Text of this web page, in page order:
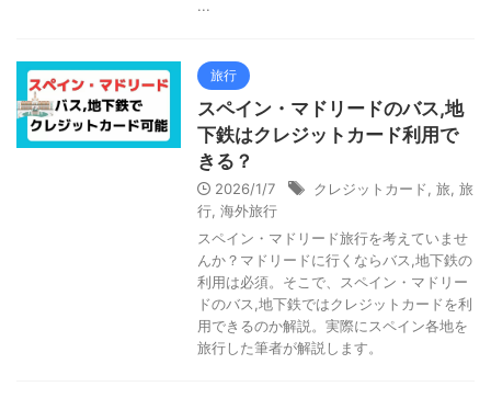
...
旅行
スペイン・マドリードのバス,地
下鉄はクレジットカード利用で
きる？
2026/1/7 クレジットカード 旅 旅
行 海外旅行
スペイン・マドリード旅行を考えていませ
んか？マドリードに行くならバス,地下鉄の
利用は必須。そこで、スペイン・マドリー
ドのバス,地下鉄ではクレジットカードを利
用できるのか解説。実際にスペイン各地を
旅行した筆者が解説します。